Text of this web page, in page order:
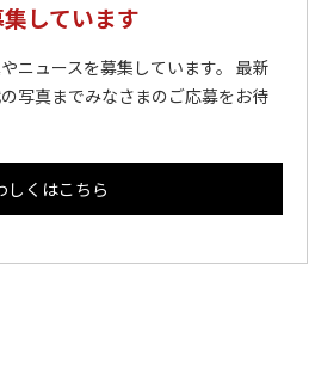
しています
ニュースを募集しています。 最新
写真までみなさまのご応募をお待
しくはこちら